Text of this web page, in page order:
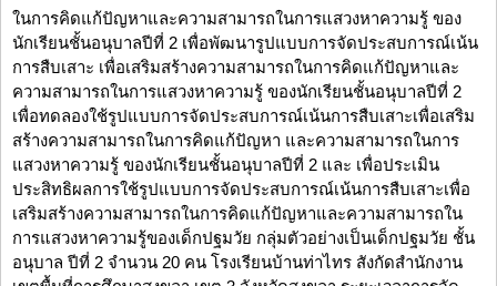
ในการคิดแก้ปัญหาและความสามารถในการแสวงหาความรู้ ของ
นักเรียนชั้นอนุบาลปีที่ 2 เพื่อพัฒนารูปแบบการจัดประสบการณ์เน้น
การสืบเสาะ เพื่อเสริมสร้างความสามารถในการคิดแก้ปัญหาและ
ความสามารถในการแสวงหาความรู้ ของนักเรียนชั้นอนุบาลปีที่ 2
เพื่อทดลองใช้รูปแบบการจัดประสบการณ์เน้นการสืบเสาะเพื่อเสริม
สร้างความสามารถในการคิดแก้ปัญหา และความสามารถในการ
แสวงหาความรู้ ของนักเรียนชั้นอนุบาลปีที่ 2 และ เพื่อประเมิน
ประสิทธิผลการใช้รูปแบบการจัดประสบการณ์เน้นการสืบเสาะเพื่อ
เสริมสร้างความสามารถในการคิดแก้ปัญหาและความสามารถใน
การแสวงหาความรู้ของเด็กปฐมวัย กลุ่มตัวอย่างเป็นเด็กปฐมวัย ชั้น
อนุบาล ปีที่ 2 จำนวน 20 คน โรงเรียนบ้านท่าไทร สังกัดสำนักงาน